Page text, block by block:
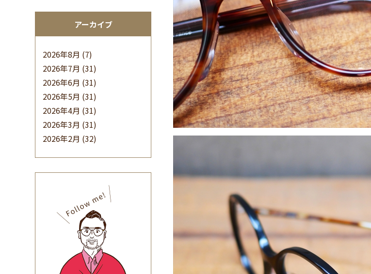
アーカイブ
2026年8月 (7)
2026年7月 (31)
2026年6月 (31)
2026年5月 (31)
2026年4月 (31)
2026年3月 (31)
2026年2月 (32)
(32)
2025年9月(30)
2025年8月(31)
2025年7月(37)
2025年6月(48)
2025年5月
(41)